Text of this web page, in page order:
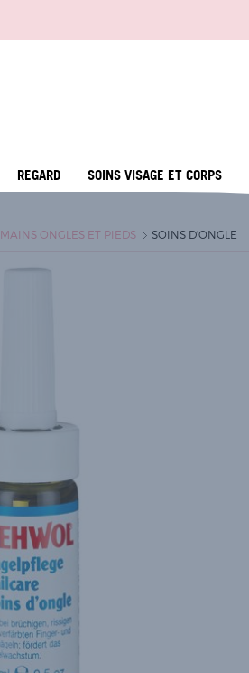
REGARD SOINS VISAGE ET CORPS
MAINS ONGLES ET PIEDS SOINS D'ONGLE